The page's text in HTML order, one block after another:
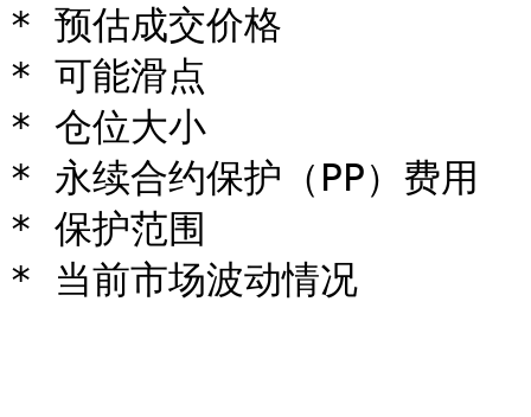
* 预估成交价格
* 可能滑点
* 仓位大小
* 永续合约保护（PP）费用
* 保护范围